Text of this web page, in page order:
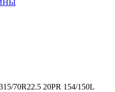
70R22.5 20PR 154/150L